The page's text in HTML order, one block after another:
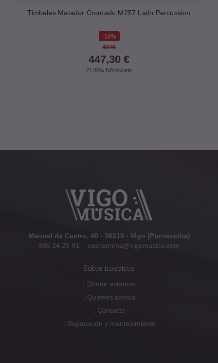
Timbales Matador Cromado M257 Latin Percussion
10%
497€
447,30 €
21.00% IVA incluido
Manuel de Castro, 40 - 36210 - Vigo (Pontevedra)
986 24 25 91 · operaprima@vigomusica.com
Sobre nosotros
: Dónde estamos
: Quienes somos
: Contacto
: Reparación y mantenimiento